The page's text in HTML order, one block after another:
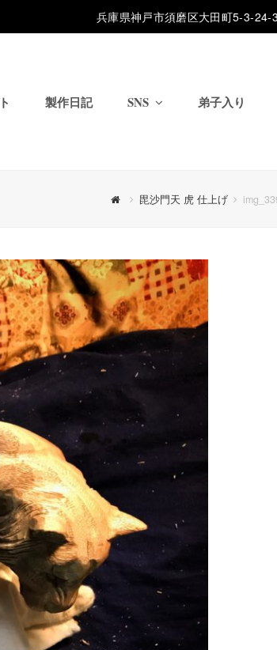
兵庫県神戸市須磨区大田町5-3-
製作日記 SNS 弟子入り
毘沙門天 虎 仕上げ